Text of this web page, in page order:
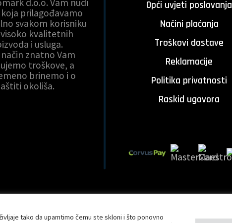
d.o.o. Vam nudi
koja prilagođavamo
svakom korisniku
visoko kvalitetnih
i usluga.
znatno Vam
troškove, a
brinemo i o
okoliša.
Opći uvjeti poslovanja
Načini plaćanja
Troškovi dostave
Reklamacije
Politika privatnosti
Raskid ugovora
tako da upamtimo čemu ste skloni i što ponovno